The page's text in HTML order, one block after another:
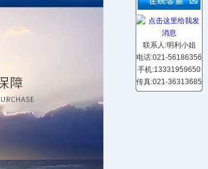
联系人:明利小姐
电话:021-56186356
手机:13331959650
传真:021-36313685